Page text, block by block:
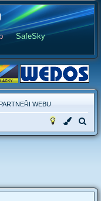
SafeSky
WEBU
e
h